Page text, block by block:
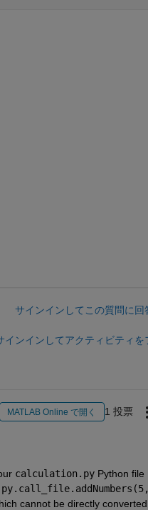
サインインしてこの質問に回
インインしてアクティビティを
MATLAB Online で開く 1 投票
calculation.py Python file
py.call_file.addNumbers(5,
cannot be directly